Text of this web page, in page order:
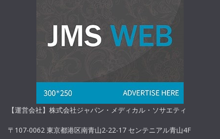
【運営会社】株式会社ジャパン・メディカル・ソサエティ
〒107-0062 東京都港区南青山2-22-17 センテニアル青山4F